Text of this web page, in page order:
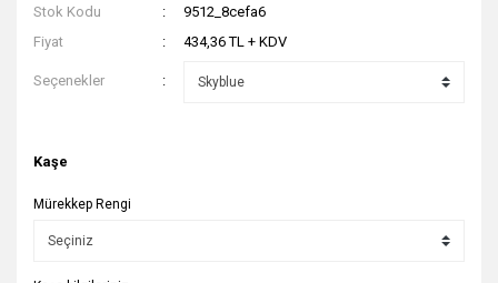
Stok Kodu
9512_8cefa6
Fiyat
434,36 TL + KDV
Seçenekler
Kaşe
Mürekkep Rengi